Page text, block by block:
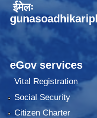
ईमेलः
eGov services
Vital Registration
Social Security
Citizen Charter